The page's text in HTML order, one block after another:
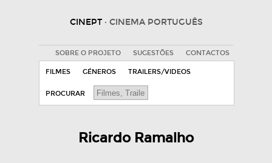
CINEPT · CINEMA PORTUGUÊS
SOBRE O PROJETO SUGESTÕES CONTACTOS
FILMES GÉNEROS TRAILERS/VIDEOS
PROCURAR
Ricardo Ramalho